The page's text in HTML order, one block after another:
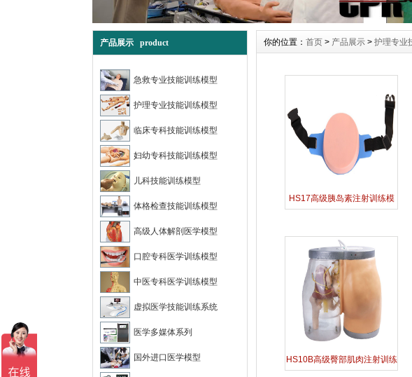
产品展示 product
急救专业技能训练模型
护理专业技能训练模型
临床专科技能训练模型
妇幼专科技能训练模型
儿科技能训练模型
体格检查技能训练模型
高级人体解剖医学模型
口腔专科医学训练模型
中医专科医学训练模型
虚拟医学技能训练系统
医学多媒体系列
国外进口医学模型
你的位置： 首页 > 产品展示 > 护理专业
HS17高级胰岛素注射训练模
HS10B高级臀部肌肉注射训练